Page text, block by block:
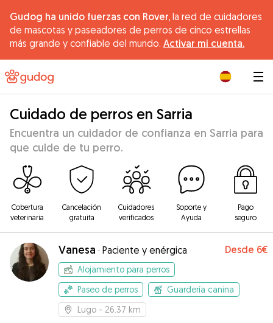
Gudog ha unido fuerzas con Rover, la red de cuidadores
de mascotas y paseadores de perros de cinco estrellas
más grande y confiable del mundo. Activar mi cuenta.
Cuidado de perros en Sarria
Encuentra un cuidador de confianza en Sarria para
que cuide de tu perro.
Cobertura
veterinaria
Cancelación
gratuita
Cuidadores
verificados
Soporte y
Ayuda
Pago
seguro
Vanesa · Paciente y enérgica Desde 6€
Alojamiento para perros
Paseo de perros
Guardería canina
Lugo - 26.37 km